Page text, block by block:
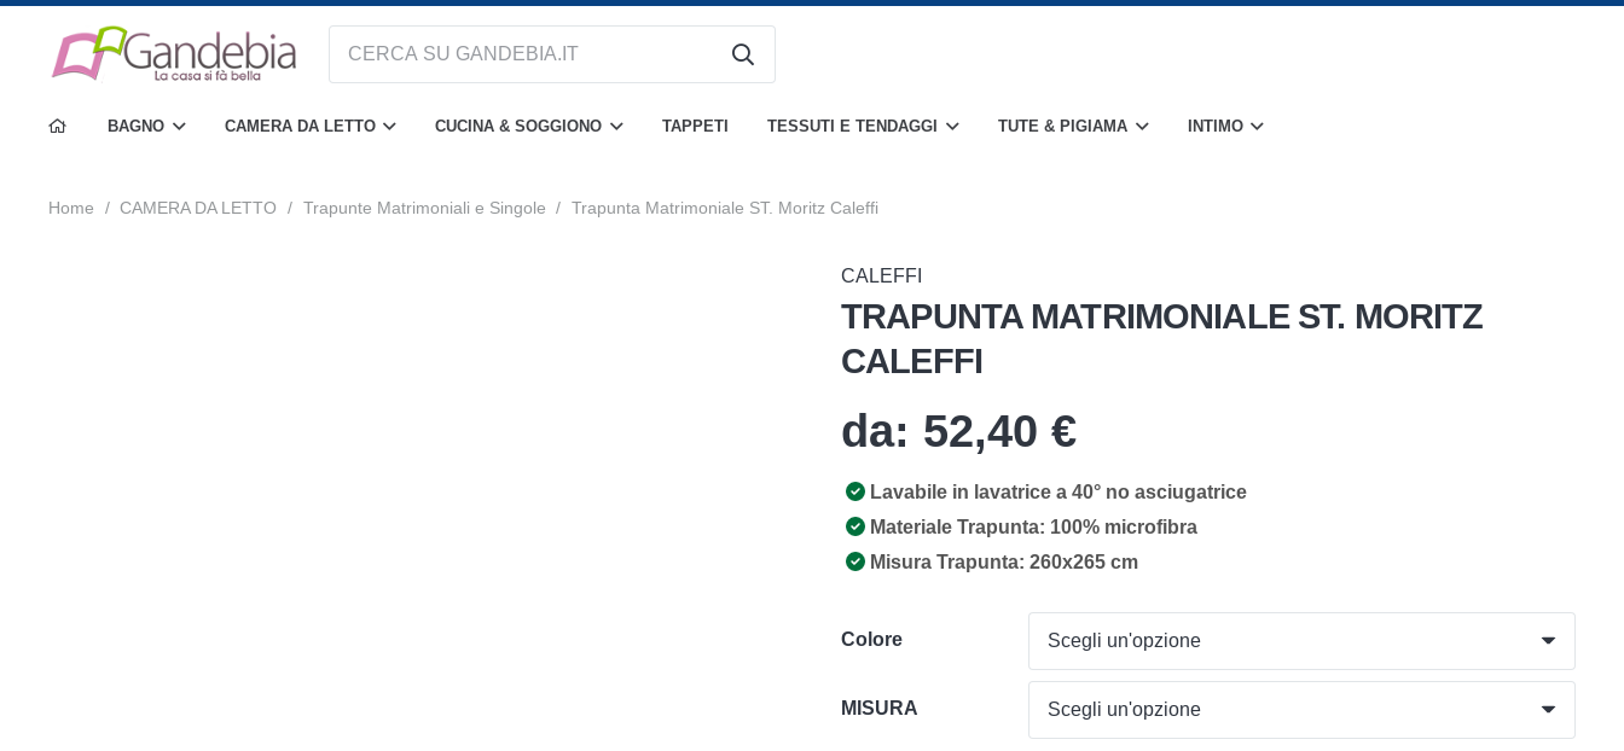
BAGNO CAMERA DA LETTO CUCINA & SOGGIONO TAPPETI TESSUTI E TENDAGGI TUTE & PIGIAMA INTIMO
Home / CAMERA DA LETTO / Trapunte Matrimoniali e Singole / Trapunta Matrimoniale ST. Moritz Caleffi
CALEFFI
TRAPUNTA MATRIMONIALE ST. MORITZ
CALEFFI
da: 52,40 €
Lavabile in lavatrice a 40° no asciugatrice
Materiale Trapunta: 100% microfibra
Misura Trapunta: 260x265 cm
Colore
MISURA